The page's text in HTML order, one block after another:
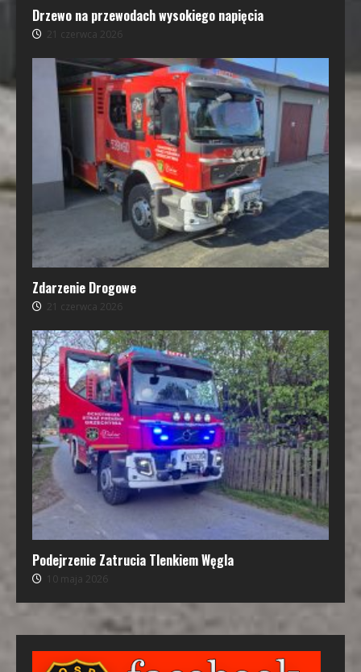
Drzewo na przewodach wysokiego napięcia
21 czerwca 2026
Zdarzenie Drogowe
21 czerwca 2026
Podejrzenie Zatrucia Tlenkiem Węgla
10 maja 2026